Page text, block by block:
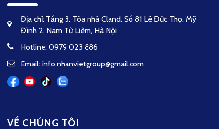
Địa chỉ: Tầng 3, Tòa nhà Cland, Số 81 Lê Đức Thọ, Mỹ
Đình 2, Nam Từ Liêm, Hà Nội
Hotline: 0979 023 886
Email: info.nhanvietgroup@gmail.com
VỀ CHÚNG TÔI